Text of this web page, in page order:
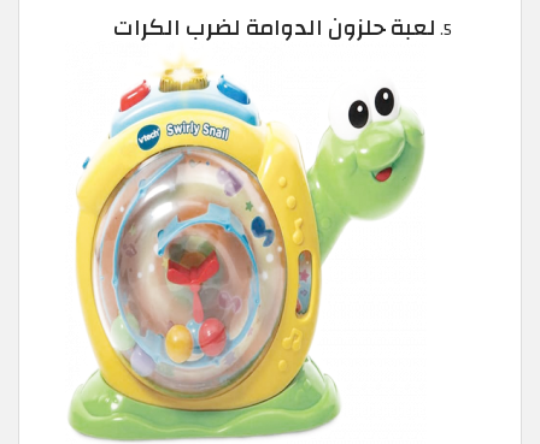
لعبة حلزون الدوامة لضرب الكرات